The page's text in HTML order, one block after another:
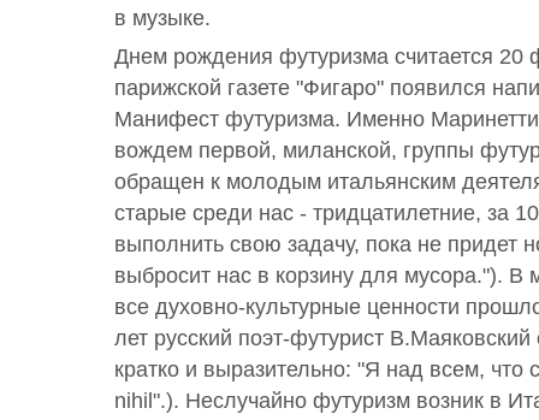
в музыке.
Днем рождения футуризма считается 20
парижской газете "Фигаро" появился
Манифест футуризма. Именно Маринетти
вождем первой, миланской, группы
обращен к молодым итальянским
старые среди нас - тридцатилетние, за
выполнить свою задачу, пока не придет
выбросит нас в корзину для мусора."). В
все духовно-культурные ценности
лет русский поэт-футурист
кратко и выразительно: "Я над всем, что
nihil".). Неслучайно футуризм возник в